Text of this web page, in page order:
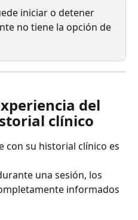
iniciar o detener
no tiene la opción de
del
clínico
con su historial clínico es
una sesión, los
informados